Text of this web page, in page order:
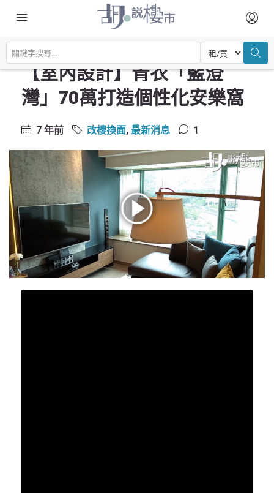
主頁
改樓換面
【室內設計】青衣「藍澄灣」70萬打造個性化安樂窩
【室內設計】青衣「藍澄
灣」70萬打造個性化安樂窩
7 年前 改樓換面, 最新消息 1